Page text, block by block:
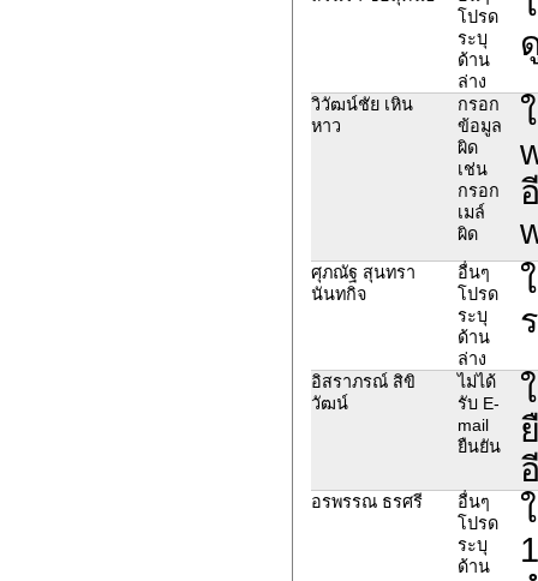
โปรด
ระบุ
ด้าน
ล่าง
วิวัฒน์ชัย เหิน
หาว
กรอก
ข้อมูล
ผิด
เช่น
กรอก
เมล์
ผิด
ศุภณัฐ สุนทรา
นันทกิจ
อื่นๆ
โปรด
ระบุ
ด้าน
ล่าง
อิสราภรณ์ สิขิ
วัฒน์
ไม่ได้
รับ E-
mail
ยืนยัน
อรพรรณ ธรศรี
อื่นๆ
โปรด
ระบุ
ด้าน